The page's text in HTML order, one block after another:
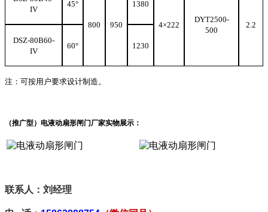
IV
45°
800 950
1380
4×222
DYT2500-
500
2.2
DSZ-80B60-
IV
60° 1230
注： 可按用户要求设计制造。
（推广型）电液动扇形闸门厂家实物展示：
联系人：刘经理